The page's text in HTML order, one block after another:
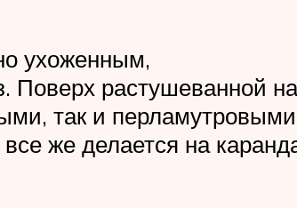
ухоженным,
Поверх растушеванной
так и
же делается на